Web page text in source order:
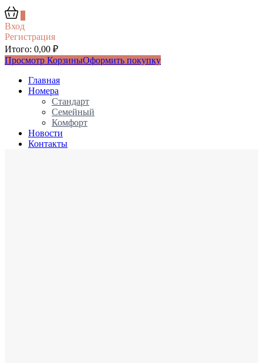
Вход
Регистрация
Итого: 0,00 ₽
Просмотр КорзиныОформить покупку
Главная
Номера
Стандарт
Семейный
Комфорт
Новости
Контакты